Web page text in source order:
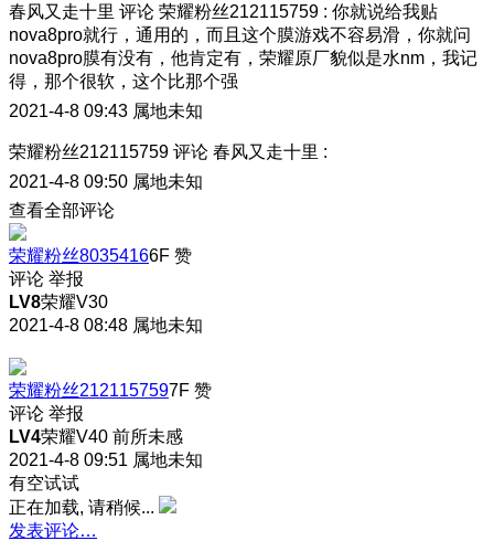
春风又走十里 评论 荣耀粉丝212115759 : 你就说给我贴
nova8pro就行，通用的，而且这个膜游戏不容易滑，你就问
nova8pro膜有没有，他肯定有，荣耀原厂貌似是水nm，我记
得，那个很软，这个比那个强
2021-4-8 09:43 属地未知
荣耀粉丝212115759 评论 春风又走十里 :
2021-4-8 09:50 属地未知
查看全部评论
荣耀粉丝80354166F 赞
评论 举报
LV8荣耀V30
2021-4-8 08:48 属地未知
荣耀粉丝2121157597F 赞
评论 举报
LV4荣耀V40 前所未感
2021-4-8 09:51 属地未知
有空试试
正在加载, 请稍候...
发表评论…